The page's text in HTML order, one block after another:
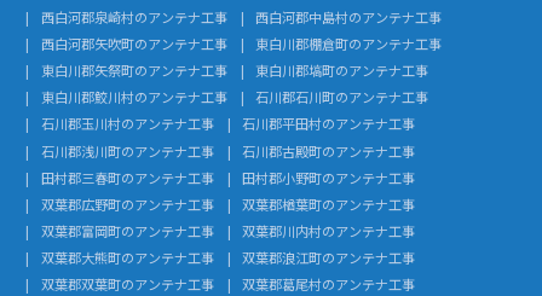
西白河郡泉崎村のアンテナ工事
西白河郡中島村のアンテナ工事
西白河郡矢吹町のアンテナ工事
東白川郡棚倉町のアンテナ工事
東白川郡矢祭町のアンテナ工事
東白川郡塙町のアンテナ工事
東白川郡鮫川村のアンテナ工事
石川郡石川町のアンテナ工事
石川郡玉川村のアンテナ工事
石川郡平田村のアンテナ工事
石川郡浅川町のアンテナ工事
石川郡古殿町のアンテナ工事
田村郡三春町のアンテナ工事
田村郡小野町のアンテナ工事
双葉郡広野町のアンテナ工事
双葉郡楢葉町のアンテナ工事
双葉郡富岡町のアンテナ工事
双葉郡川内村のアンテナ工事
双葉郡大熊町のアンテナ工事
双葉郡浪江町のアンテナ工事
双葉郡双葉町のアンテナ工事
双葉郡葛尾村のアンテナ工事